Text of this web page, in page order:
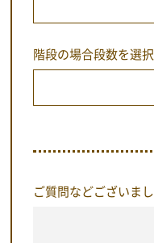
階段の場合段数を選択
ご質問などございま